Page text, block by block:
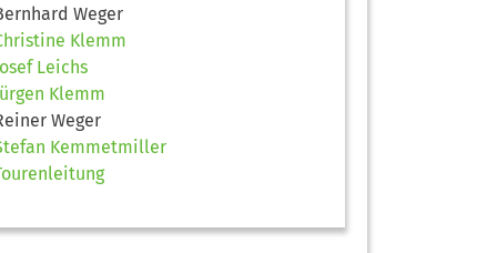
Weger
Klemm
Leichs
Klemm
Weger
Kemmetmiller